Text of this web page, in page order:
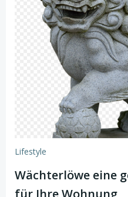
Lifestyle
Wächterlöwe eine
für Ihre Wohnung